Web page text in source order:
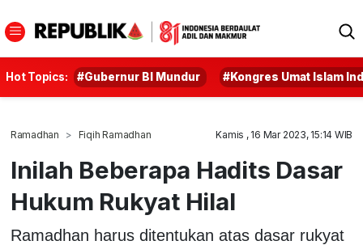
Hot Topics: #Gubernur BI Mundur #Kongres Umat Islam
Ramadhan Fiqih Ramadhan Kamis , 16 Mar 2023, 15:14 WIB
Inilah Beberapa Hadits Dasar
Hukum Rukyat Hilal
Ramadhan harus ditentukan atas dasar rukyat